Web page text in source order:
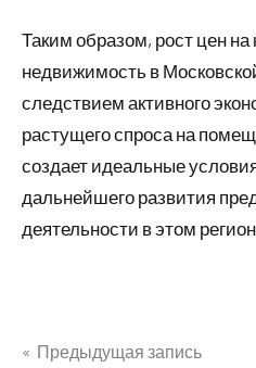
Таким образом, рост цен
недвижимость в
следствием активного
растущего спроса на
создает идеальные
дальнейшего развития
деятельности в этом
Предыдущая запись